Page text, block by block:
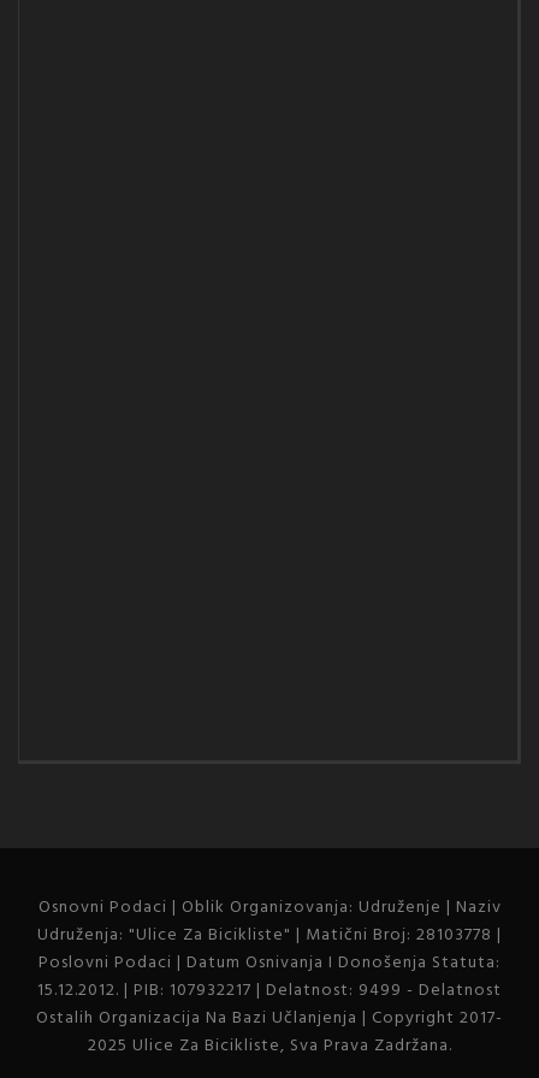
Osnovni Podaci | Oblik Organizovanja: Udruženje | Naziv
Udruženja: "Ulice Za Bicikliste" | Matični Broj: 28103778 |
Poslovni Podaci | Datum Osnivanja I Donošenja Statuta:
15.12.2012. | PIB: 107932217 | Delatnost: 9499 - Delatnost
Ostalih Organizacija Na Bazi Učlanjenja | Copyright 2017-
2025 Ulice Za Bicikliste, Sva Prava Zadržana.